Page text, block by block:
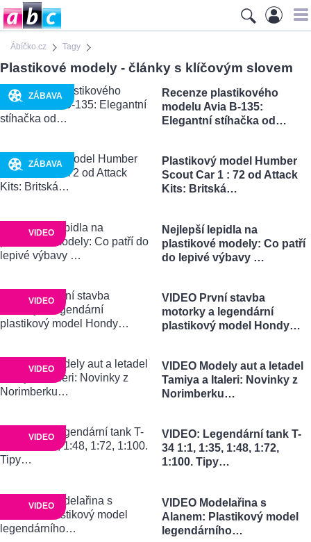
Ábíčko.cz Tagy
Plastikové modely - články s klíčovým slovem
ZÁBAVA
Recenze plastikového
modelu Avia B-135:
Elegantní stíhačka od…
ZÁBAVA
Plastikový model Humber
Scout Car 1 : 72 od Attack
Kits: Britská…
VIDEO
Nejlepší lepidla na
plastikové modely: Co patří
do lepivé výbavy …
VIDEO
VIDEO První stavba
motorky a legendární
plastikový model Hondy…
VIDEO
VIDEO Modely aut a letadel
Tamiya a Italeri: Novinky z
Norimberku…
VIDEO
VIDEO: Legendární tank T-
34 1:1, 1:35, 1:48, 1:72,
1:100. Tipy…
VIDEO
VIDEO Modelařina s
Alanem: Plastikový model
legendárního…